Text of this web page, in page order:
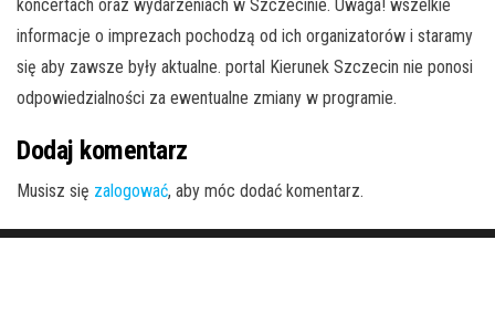
koncertach oraz wydarzeniach w Szczecinie. Uwaga! wszelkie
informacje o imprezach pochodzą od ich organizatorów i staramy
się aby zawsze były aktualne. portal Kierunek Szczecin nie ponosi
odpowiedzialności za ewentualne zmiany w programie.
Dodaj komentarz
Musisz się zalogować, aby móc dodać komentarz.